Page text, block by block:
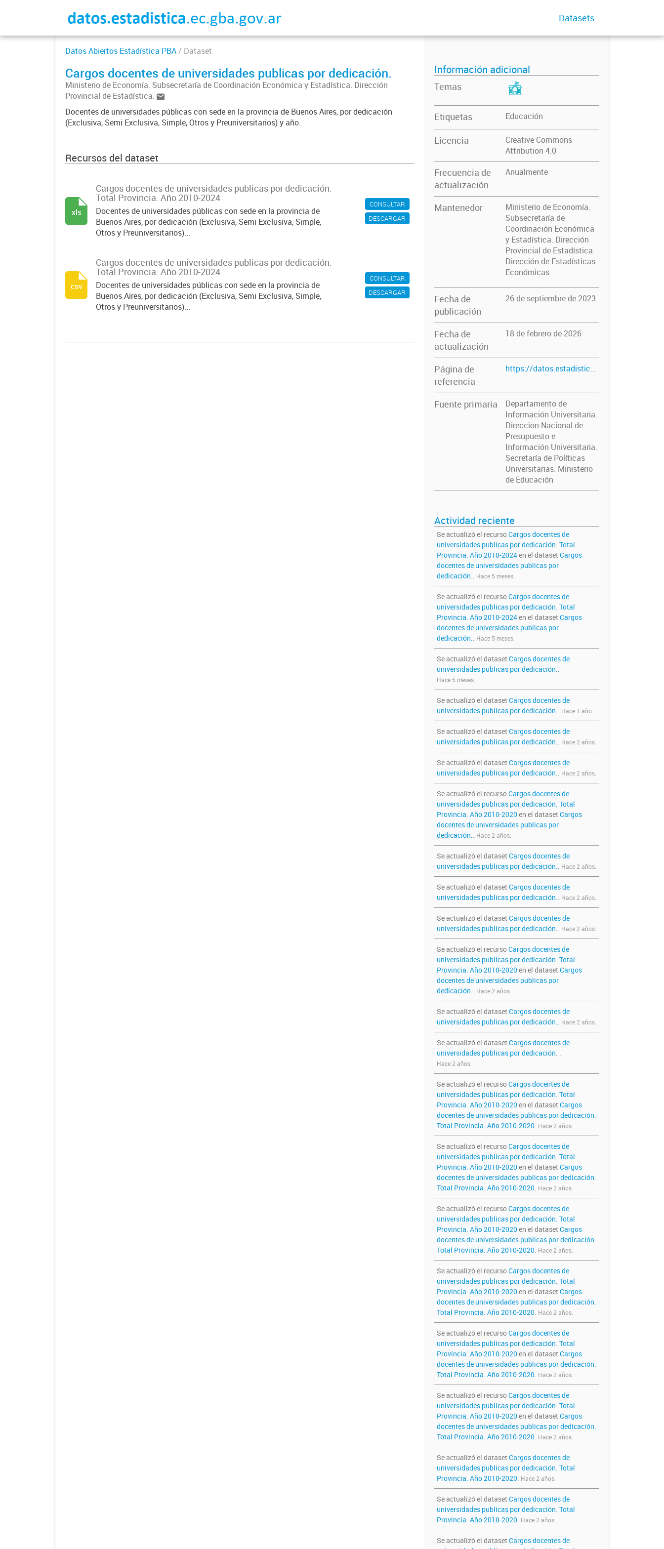
Datasets
Datos Abiertos Estadística PBA/ Dataset
Cargos docentes de universidades publicas por dedicación.
Ministerio de Economía. Subsecretaría de Coordinación Económica y Estadística. Dirección
Provincial de Estadística.
Docentes de universidades públicas con sede en la provincia de Buenos Aires, por dedicación
(Exclusiva, Semi Exclusiva, Simple, Otros y Preuniversitarios) y año.
Recursos del dataset
CONSULTAR
DESCARGAR
Cargos docentes de universidades publicas por dedicación.
Total Provincia. Año 2010-2024
Docentes de universidades públicas con sede en la provincia de
Buenos Aires, por dedicación (Exclusiva, Semi Exclusiva, Simple,
Otros y Preuniversitarios)...
xls
CONSULTAR
DESCARGAR
Cargos docentes de universidades publicas por dedicación.
Total Provincia. Año 2010-2024
Docentes de universidades públicas con sede en la provincia de
Buenos Aires, por dedicación (Exclusiva, Semi Exclusiva, Simple,
Otros y Preuniversitarios)...
csv
Información adicional
Temas
Etiquetas Educación
Licencia
Creative Commons
Attribution 4.0
Frecuencia de
actualización
Anualmente
Mantenedor
Ministerio de Economía.
Subsecretaría de
Coordinación Económica
y Estadística. Dirección
Provincial de Estadística.
Dirección de Estadísticas
Económicas
Fecha de
publicación
26 de septiembre de 2023
Fecha de
actualización
18 de febrero de 2026
Página de
referencia
https://datos.estadistica.ec.gba.gov.ar/dataset/cargos-docentes-de-universidades-publicas-por-dedicacion-total-provincia-ano-2010-2024
Fuente primaria
Departamento de
Información Universitaria.
Direccion Nacional de
Presupuesto e
Información Universitaria.
Secretaría de Políticas
Universitarias. Ministerio
de Educación
Actividad reciente
Se actualizó el recursoCargos docentes de
universidades publicas por dedicación. Total
Provincia. Año 2010-2024en el dataset Cargos
docentes de universidades publicas por
dedicación.. Hace 5 meses.
Se actualizó el recursoCargos docentes de
universidades publicas por dedicación. Total
Provincia. Año 2010-2024en el dataset Cargos
docentes de universidades publicas por
dedicación.. Hace 5 meses.
Se actualizó el dataset Cargos docentes de
universidades publicas por dedicación..
Hace 5 meses.
Se actualizó el dataset Cargos docentes de
universidades publicas por dedicación.. Hace 1 año.
Se actualizó el dataset Cargos docentes de
universidades publicas por dedicación.. Hace 2 años.
Se actualizó el dataset Cargos docentes de
universidades publicas por dedicación.. Hace 2 años.
Se actualizó el recursoCargos docentes de
universidades publicas por dedicación. Total
Provincia. Año 2010-2020en el dataset Cargos
docentes de universidades publicas por
dedicación.. Hace 2 años.
Se actualizó el dataset Cargos docentes de
universidades publicas por dedicación.. Hace 2 años.
Se actualizó el dataset Cargos docentes de
universidades publicas por dedicación.. Hace 2 años.
Se actualizó el dataset Cargos docentes de
universidades publicas por dedicación.. Hace 2 años.
Se actualizó el recursoCargos docentes de
universidades publicas por dedicación. Total
Provincia. Año 2010-2020en el dataset Cargos
docentes de universidades publicas por
dedicación.. Hace 2 años.
Se actualizó el dataset Cargos docentes de
universidades publicas por dedicación.. Hace 2 años.
Se actualizó el dataset Cargos docentes de
universidades publicas por dedicación. .
Hace 2 años.
Se actualizó el recursoCargos docentes de
universidades publicas por dedicación. Total
Provincia. Año 2010-2020en el dataset Cargos
docentes de universidades publicas por dedicación.
Total Provincia. Año 2010-2020. Hace 2 años.
Se actualizó el recursoCargos docentes de
universidades publicas por dedicación. Total
Provincia. Año 2010-2020en el dataset Cargos
docentes de universidades publicas por dedicación.
Total Provincia. Año 2010-2020. Hace 2 años.
Se actualizó el recursoCargos docentes de
universidades publicas por dedicación. Total
Provincia. Año 2010-2020en el dataset Cargos
docentes de universidades publicas por dedicación.
Total Provincia. Año 2010-2020. Hace 2 años.
Se actualizó el recursoCargos docentes de
universidades publicas por dedicación. Total
Provincia. Año 2010-2020en el dataset Cargos
docentes de universidades publicas por dedicación.
Total Provincia. Año 2010-2020. Hace 2 años.
Se actualizó el recursoCargos docentes de
universidades publicas por dedicación. Total
Provincia. Año 2010-2020en el dataset Cargos
docentes de universidades publicas por dedicación.
Total Provincia. Año 2010-2020. Hace 2 años.
Se actualizó el recursoCargos docentes de
universidades publicas por dedicación. Total
Provincia. Año 2010-2020en el dataset Cargos
docentes de universidades publicas por dedicación.
Total Provincia. Año 2010-2020. Hace 2 años.
Se actualizó el dataset Cargos docentes de
universidades publicas por dedicación. Total
Provincia. Año 2010-2020. Hace 2 años.
Se actualizó el dataset Cargos docentes de
universidades publicas por dedicación. Total
Provincia. Año 2010-2020. Hace 2 años.
Se actualizó el dataset Cargos docentes de